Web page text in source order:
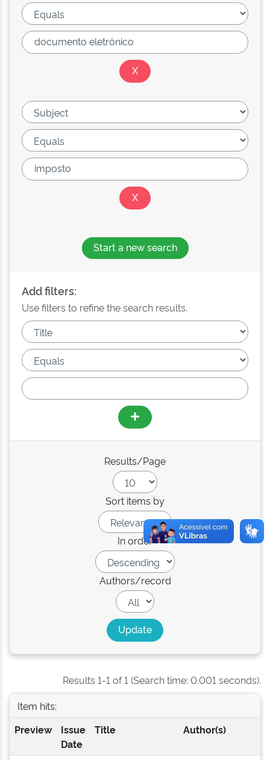
Start a new search
Add filters:
Use filters to refine the search results.
Results/Page
Sort items by
In order
Authors/record
Results 1-1 of 1 (Search time: 0.001 seconds).
Item hits:
Preview
Issue
Date
Title Author(s)